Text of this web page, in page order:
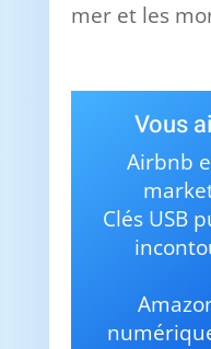
mer et les
Vous
Airbnb
Clés USB